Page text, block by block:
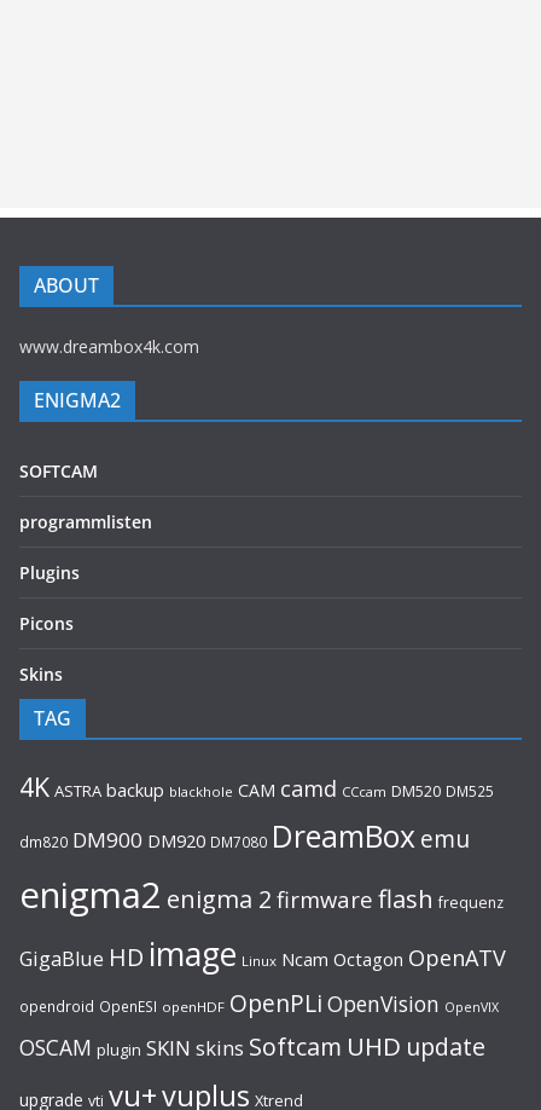
ABOUT
www.dreambox4k.com
ENIGMA2
SOFTCAM
programmlisten
Plugins
Picons
Skins
TAG
4K ASTRA backup blackhole CAM camd CCcam DM520 DM525
dm820 DM900 DM920 DM7080 DreamBoxemu
enigma2 enigma 2 firmware flash frequenz
GigaBlue HD image Linux Ncam Octagon OpenATV
opendroid OpenESI openHDF OpenPLi OpenVision OpenVIX
OSCAM plugin SKIN skins Softcam UHD update
upgrade vti vu+vuplus Xtrend